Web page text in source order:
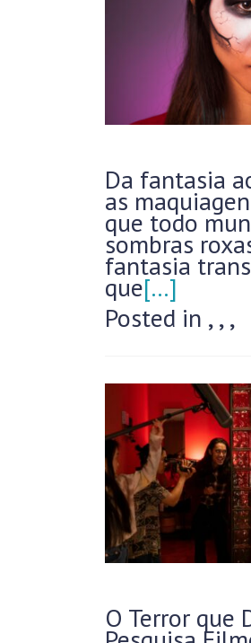
Da fantasia
as
que todo
sombras
fantasia
que[…]
Posted in ,,,
O Terror que